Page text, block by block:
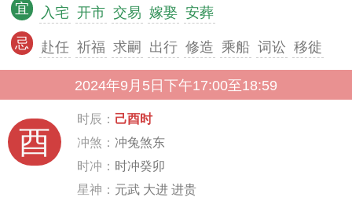
宜 入宅 开市 交易 嫁娶 安葬
忌 赴任 祈福 求嗣 出行 修造 乘船 词讼 移徙
2024年9月5日下午17:00至18:59
酉
时辰： 己酉时
冲煞： 冲兔煞东
时冲： 时冲癸卯
星神： 元武 大进 进贵